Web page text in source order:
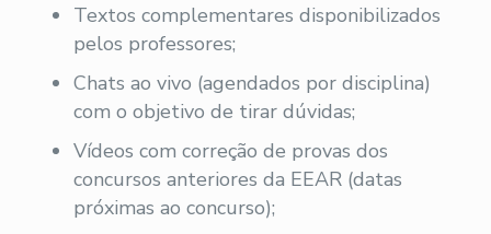
Textos complementares disponibilizados
pelos professores;
Chats ao vivo (agendados por disciplina)
com o objetivo de tirar dúvidas;
Vídeos com correção de provas dos
concursos anteriores da EEAR (datas
próximas ao concurso);